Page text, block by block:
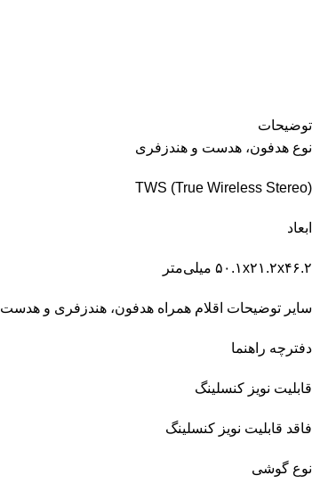
توضیحات
نوع هدفون، هدست و هندزفری
TWS (True Wireless Stereo)
ابعاد
۵۰.۱x۲۱.۲x۴۶.۲ میلی‌متر
سایر توضیحات اقلام همراه هدفون، هندزفری و هدست
دفترچه راهنما
قابلیت نویز کنسلینگ
فاقد قابلیت نویز کنسلینگ
نوع گوشی